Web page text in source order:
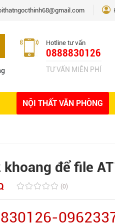
Hotline tư vấn
0888830126
TƯ VẤN MIỄN PHÍ
NỘI THẤT VĂN PHÒNG
Giải pháp thiết kế
để file
(0)